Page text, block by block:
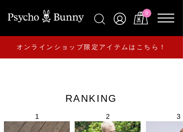
0
オンラインショップ限定アイテムはこちら！
RANKING